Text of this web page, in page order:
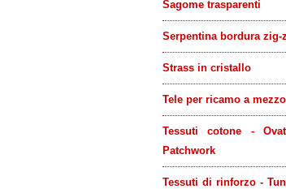
Sagome trasparenti
Serpentina bordura zig-
Strass in cristallo
Tele per ricamo a
Tessuti cotone -
Patchwork
Tessuti di rinforzo -